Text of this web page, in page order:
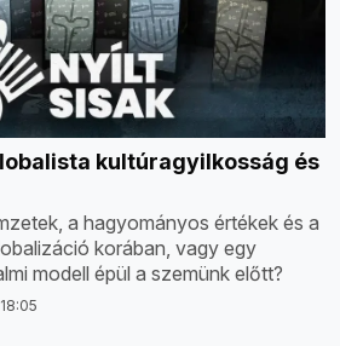
kultúragyilkosság és
a hagyományos értékek és a
korában, vagy egy
modell épül a szemünk előtt?